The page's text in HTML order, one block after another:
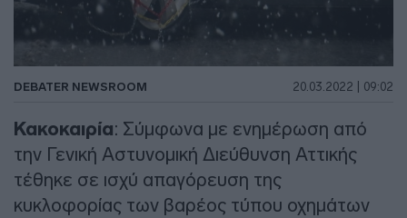
DEBATER NEWSROOM 20.03.2022 | 09:02
Κακοκαιρία: Σύμφωνα με ενημέρωση από
την Γενική Αστυνομική Διεύθυνση Αττικής
τέθηκε σε ισχύ απαγόρευση της
κυκλοφορίας των βαρέος τύπου οχημάτων